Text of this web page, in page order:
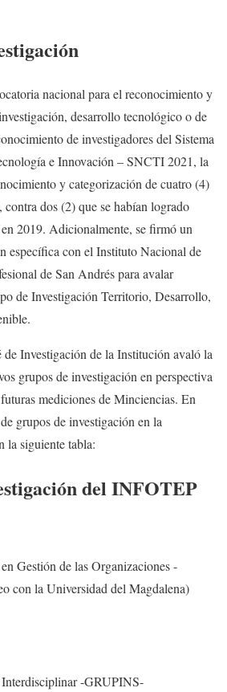
nacional para el reconocimiento y
desarrollo tecnológico o de
de investigadores del Sistema
e Innovación – SNCTI 2021, la
y categorización de cuatro (4)
dos (2) que se habían logrado
2019. Adicionalmente, se firmó un
específica con el Instituto Nacional de
de San Andrés para avalar
de Investigación Territorio, Desarrollo,
Investigación de la Institución avaló la
grupos de investigación en perspectiva
mediciones de Minciencias. En
grupos de investigación en la
la siguiente tabla:
del INFOTEP
Gestión de las Organizaciones -
con la Universidad del Magdalena)
-GRUPINS-